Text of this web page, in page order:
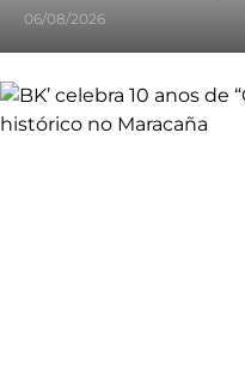
06/08/2026